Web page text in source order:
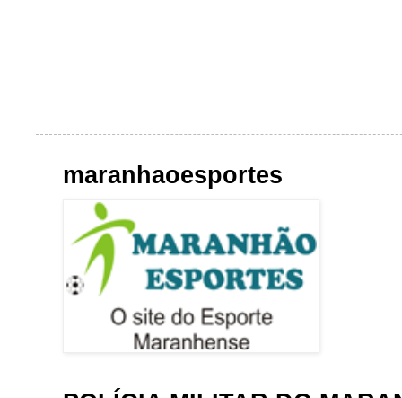
maranhaoesportes